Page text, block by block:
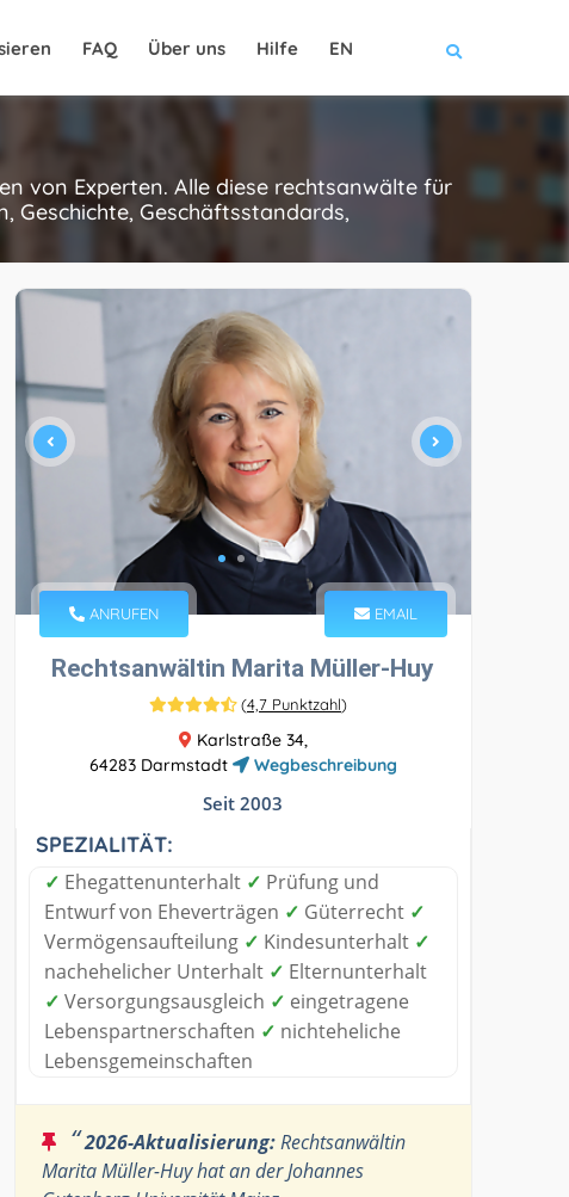
FAQ Über uns Hilfe EN
von Experten. Alle diese rechtsanwälte für
Geschichte, Geschäftsstandards,
ANRUFEN EMAIL
Rechtsanwältin Marita Müller-Huy
(4,7 Punktzahl)
Karlstraße 34,
64283 Darmstadt
Wegbeschreibung
Seit 2003
SPEZIALITÄT:
✓ Ehegattenunterhalt ✓ Prüfung und
Entwurf von Eheverträgen ✓ Güterrecht ✓
Vermögensaufteilung ✓ Kindesunterhalt ✓
nachehelicher Unterhalt ✓ Elternunterhalt
✓ Versorgungsausgleich ✓ eingetragene
Lebenspartnerschaften ✓ nichteheliche
Lebensgemeinschaften
“2026-Aktualisierung:Rechtsanwältin
Marita Müller-Huy hat an der Johannes